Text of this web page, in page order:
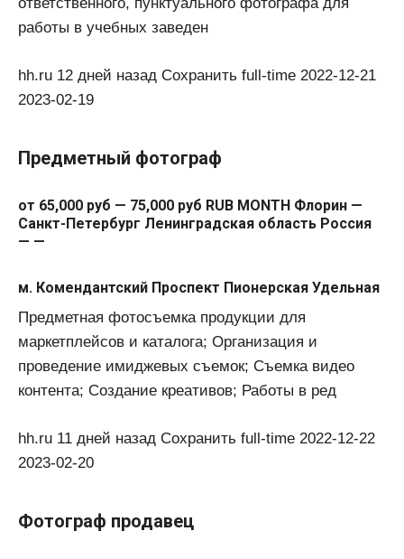
ответственного, пунктуального фотографа для
работы в учебных заведен
hh.ru 12 дней назад Сохранить full-time 2022-12-21
2023-02-19
Предметный фотограф
от 65,000 руб — 75,000 руб RUB MONTH Флорин —
Санкт-Петербург Ленинградская область Россия
— —
м. Комендантский Проспект Пионерская Удельная
Предметная фотосъемка продукции для
маркетплейсов и каталога; Организация и
проведение имиджевых съемок; Съемка видео
контента; Создание креативов; Работы в ред
hh.ru 11 дней назад Сохранить full-time 2022-12-22
2023-02-20
Фотограф продавец